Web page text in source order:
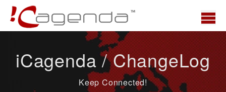
News
iCagenda / ChangeLog
Keep Connected!